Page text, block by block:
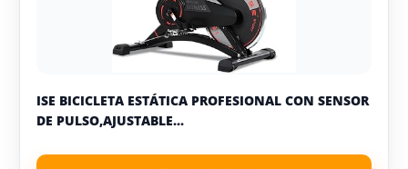
ISE BICICLETA ESTÁTICA PROFESIONAL CON SENSOR
DE PULSO,AJUSTABLE...